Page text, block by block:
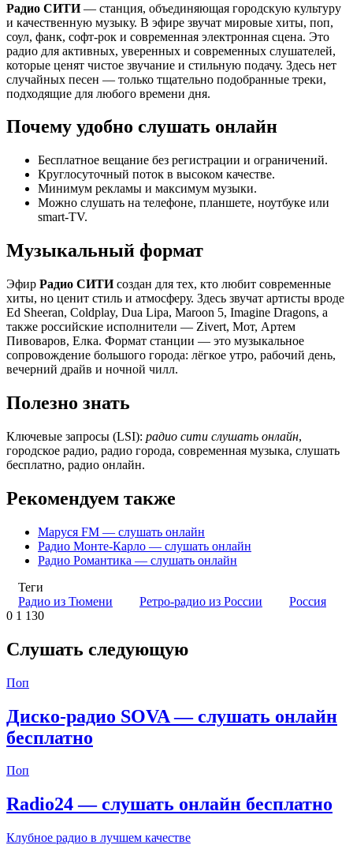
Радио СИТИ— станция, объединяющая городскую культуру
и качественную музыку. В эфире звучат мировые хиты, поп,
соул, фанк, софт-рок и современная электронная сцена. Это
радио для активных, уверенных и современных слушателей,
которые ценят чистое звучание и стильную подачу. Здесь нет
случайных песен — только тщательно подобранные треки,
подходящие для любого времени дня.
Почему удобно слушать онлайн
Бесплатное вещание без регистрации и ограничений.
Круглосуточный поток в высоком качестве.
Минимум рекламы и максимум музыки.
Можно слушать на телефоне, планшете, ноутбуке или
smart-TV.
Музыкальный формат
Эфир Радио СИТИсоздан для тех, кто любит современные
хиты, но ценит стиль и атмосферу. Здесь звучат артисты вроде
Ed Sheeran, Coldplay, Dua Lipa, Maroon 5, Imagine Dragons, а
также российские исполнители — Zivert, Мот, Артем
Пивоваров, Елка. Формат станции — это музыкальное
сопровождение большого города: лёгкое утро, рабочий день,
вечерний драйв и ночной чилл.
Полезно знать
Ключевые запросы (LSI): радио сити слушать онлайн,
городское радио, радио города, современная музыка, слушать
бесплатно, радио онлайн.
Рекомендуем также
Маруся FM — слушать онлайн
Радио Монте-Карло — слушать онлайн
Радио Романтика — слушать онлайн
Теги
Радио из Тюмени
Ретро-радио из России
Россия
0 1 130
Слушать следующую
Поп
Диско-радио SOVA — слушать онлайн
бесплатно
Поп
Radio24 — слушать онлайн бесплатно
Клубное радио в лучшем качестве